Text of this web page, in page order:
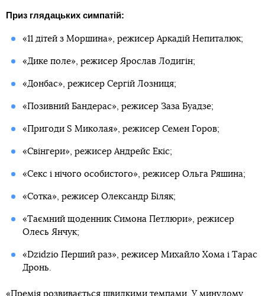
Приз глядацьких симпатій:
«11 дітей з Моршина», режисер Аркадій Непиталюк;
«Дике поле», режисер Ярослав Лодигін;
«Донбас», режисер Сергій Лозниця;
«Позивний Бандерас», режисер Заза Буадзе;
«Пригоди S Миколая», режисер Семен Горов;
«Свінгери», режисер Андрейс Екіс;
«Секс і нічого особистого», режисер Ольга Ряшина;
«Сотка», режисер Олександр Біляк;
«Таємний щоденник Симона Петлюри», режисер
Олесь Янчук;
«Dzidzio Перший раз», режисер Михайло Хома і Тарас
Дронь.
«Премія розвивається швидкими темпами. У минулому